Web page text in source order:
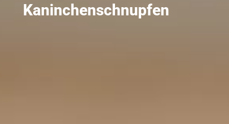
Kaninchenschnupfen